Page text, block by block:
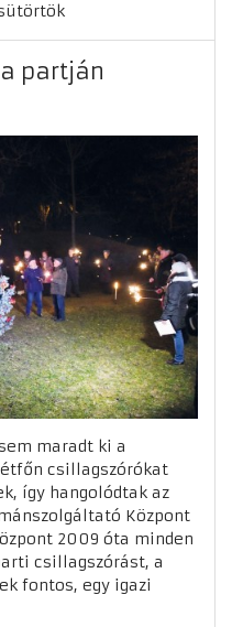
partján
maradt ki a
csillagszórókat
így hangolódtak az
Központ
2009 óta minden
csillagszórást, a
fontos, egy igazi